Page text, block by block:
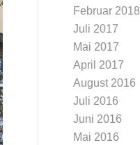
Februar 2018
Juli 2017
Mai 2017
April 2017
August 2016
Juli 2016
Juni 2016
Mai 2016